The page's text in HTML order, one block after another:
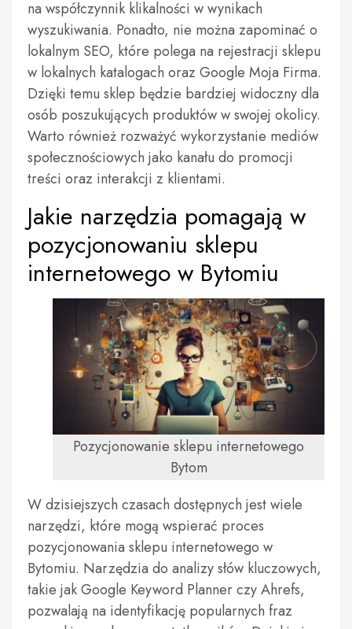
na współczynnik klikalności w wynikach
wyszukiwania. Ponadto, nie można zapominać o
lokalnym SEO, które polega na rejestracji sklepu
w lokalnych katalogach oraz Google Moja Firma.
Dzięki temu sklep będzie bardziej widoczny dla
osób poszukujących produktów w swojej okolicy.
Warto również rozważyć wykorzystanie mediów
społecznościowych jako kanału do promocji
treści oraz interakcji z klientami.
Jakie narzędzia pomagają w
pozycjonowaniu sklepu
internetowego w Bytomiu
Pozycjonowanie sklepu internetowego
Bytom
W dzisiejszych czasach dostępnych jest wiele
narzędzi, które mogą wspierać proces
pozycjonowania sklepu internetowego w
Bytomiu. Narzędzia do analizy słów kluczowych,
takie jak Google Keyword Planner czy Ahrefs,
pozwalają na identyfikację popularnych fraz